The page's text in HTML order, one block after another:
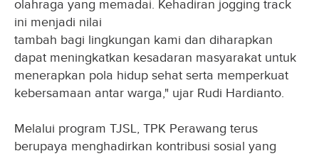
olahraga yang memadai. Kehadiran jogging track
ini menjadi nilai
tambah bagi lingkungan kami dan diharapkan
dapat meningkatkan kesadaran masyarakat untuk
menerapkan pola hidup sehat serta memperkuat
kebersamaan antar warga," ujar Rudi Hardianto.
Melalui program TJSL, TPK Perawang terus
berupaya menghadirkan kontribusi sosial yang